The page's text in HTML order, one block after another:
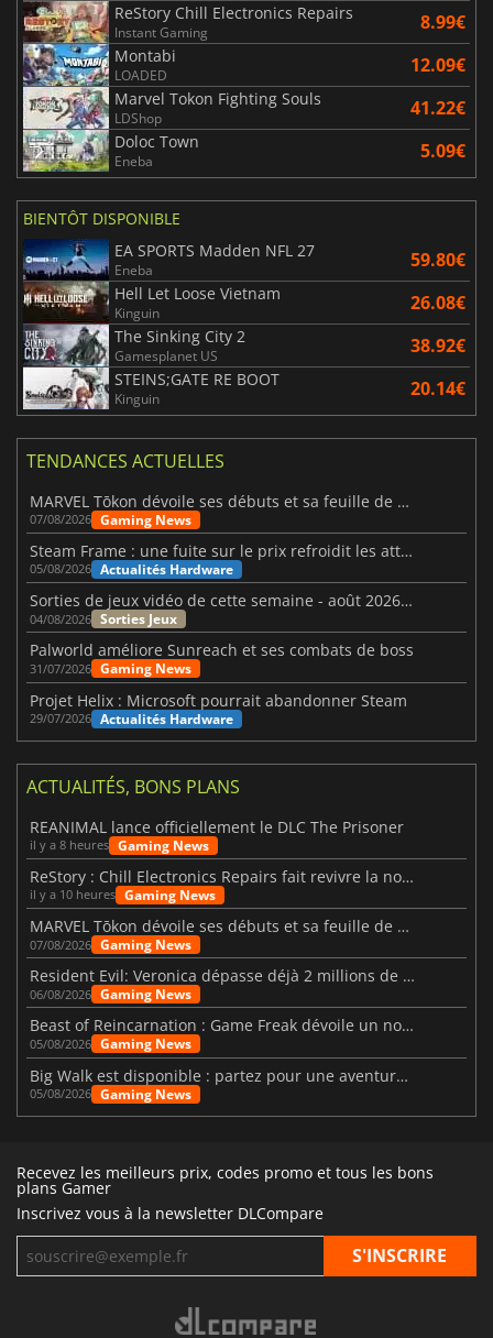
ReStory Chill Electronics Repairs
Instant Gaming 8.99€
Montabi
LOADED 12.09€
Marvel Tokon Fighting Souls
LDShop 41.22€
Doloc Town
Eneba 5.09€
BIENTÔT DISPONIBLE
EA SPORTS Madden NFL 27
Eneba 59.80€
Hell Let Loose Vietnam
Kinguin 26.08€
The Sinking City 2
Gamesplanet US 38.92€
STEINS;GATE RE BOOT
Kinguin 20.14€
TENDANCES ACTUELLES
MARVEL Tōkon dévoile ses débuts et sa feuille de route
07/08/2026 Gaming News
Steam Frame : une fuite sur le prix refroidit les attentes VR
05/08/2026 Actualités Hardware
Sorties de jeux vidéo de cette semaine - août 2026 (semaine 32)
04/08/2026 Sorties Jeux
Palworld améliore Sunreach et ses combats de boss
31/07/2026 Gaming News
Projet Helix : Microsoft pourrait abandonner Steam
29/07/2026 Actualités Hardware
ACTUALITÉS, BONS PLANS
REANIMAL lance officiellement le DLC The Prisoner
il y a 8 heures Gaming News
ReStory : Chill Electronics Repairs fait revivre la nostalgie des années 2000
il y a 10 heures Gaming News
MARVEL Tōkon dévoile ses débuts et sa feuille de route
07/08/2026 Gaming News
Resident Evil: Veronica dépasse déjà 2 millions de wishlists
06/08/2026 Gaming News
Beast of Reincarnation : Game Freak dévoile un nouveau pari
05/08/2026 Gaming News
Big Walk est disponible : partez pour une aventure entre amis
05/08/2026 Gaming News
Recevez les meilleurs prix, codes promo et tous les bons
plans Gamer
Inscrivez vous à la newsletter DLCompare